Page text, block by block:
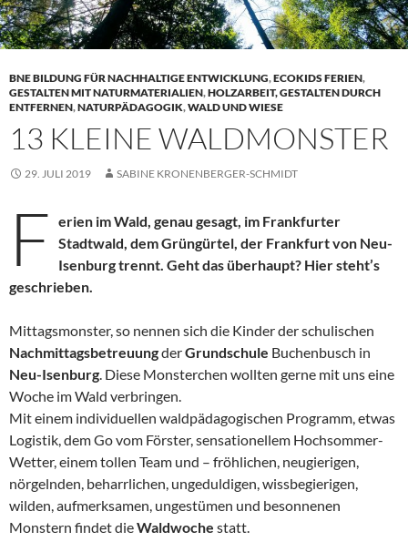
BNE BILDUNG FÜR NACHHALTIGE ENTWICKLUNG,ECOKIDS FERIEN,
GESTALTEN MIT NATURMATERIALIEN,HOLZARBEIT, GESTALTEN DURCH
ENTFERNEN,NATURPÄDAGOGIK,WALD UND WIESE
13 KLEINE WALDMONSTER
29. JULI 2019 SABINE KRONENBERGER-SCHMIDT
F erien im Wald, genau gesagt, im Frankfurter
Stadtwald, dem Grüngürtel, der Frankfurt von Neu-
Isenburg trennt. Geht das überhaupt? Hier steht’s
geschrieben.
Mittagsmonster, so nennen sich die Kinder der schulischen
NachmittagsbetreuungderGrundschule Buchenbusch in
Neu-Isenburg. Diese Monsterchen wollten gerne mit uns eine
Woche im Wald verbringen.
Mit einem individuellen waldpädagogischen Programm, etwas
Logistik, dem Go vom Förster, sensationellem Hochsommer-
Wetter, einem tollen Team und – fröhlichen, neugierigen,
nörgelnden, beharrlichen, ungeduldigen, wissbegierigen,
wilden, aufmerksamen, ungestümen und besonnenen
Monstern findet dieWaldwoche statt.